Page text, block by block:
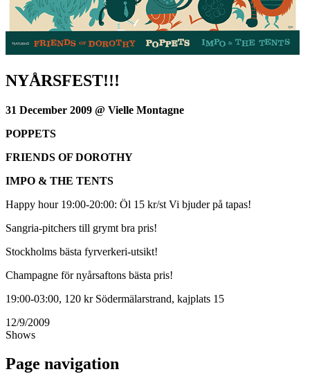
NYÅRSFEST!!!
31 December 2009 @ Vielle Montagne
POPPETS
FRIENDS OF DOROTHY
IMPO & THE TENTS
Happy hour 19:00-20:00: Öl 15 kr/st Vi bjuder på tapas!
Sangria-pitchers till grymt bra pris!
Stockholms bästa fyrverkeri-utsikt!
Champagne för nyårsaftons bästa pris!
19:00-03:00, 120 kr Södermälarstrand, kajplats 15
12/9/2009
Shows
Page navigation